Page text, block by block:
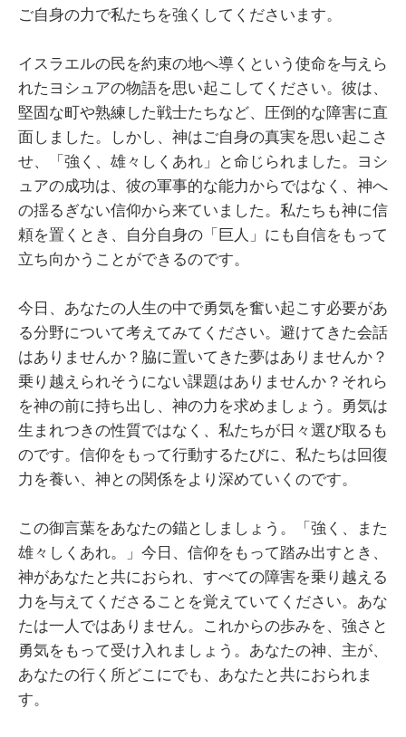
ご自身の力で私たちを強くしてくださいます。
イスラエルの民を約束の地へ導くという使命を与えら
れたヨシュアの物語を思い起こしてください。彼は、
堅固な町や熟練した戦士たちなど、圧倒的な障害に直
面しました。しかし、神はご自身の真実を思い起こさ
せ、「強く、雄々しくあれ」と命じられました。ヨシ
ュアの成功は、彼の軍事的な能力からではなく、神へ
の揺るぎない信仰から来ていました。私たちも神に信
頼を置くとき、自分自身の「巨人」にも自信をもって
立ち向かうことができるのです。
今日、あなたの人生の中で勇気を奮い起こす必要があ
る分野について考えてみてください。避けてきた会話
はありませんか？脇に置いてきた夢はありませんか？
乗り越えられそうにない課題はありませんか？それら
を神の前に持ち出し、神の力を求めましょう。勇気は
生まれつきの性質ではなく、私たちが日々選び取るも
のです。信仰をもって行動するたびに、私たちは回復
力を養い、神との関係をより深めていくのです。
この御言葉をあなたの錨としましょう。「強く、また
雄々しくあれ。」今日、信仰をもって踏み出すとき、
神があなたと共におられ、すべての障害を乗り越える
力を与えてくださることを覚えていてください。あな
たは一人ではありません。これからの歩みを、強さと
勇気をもって受け入れましょう。あなたの神、主が、
あなたの行く所どこにでも、あなたと共におられま
す。